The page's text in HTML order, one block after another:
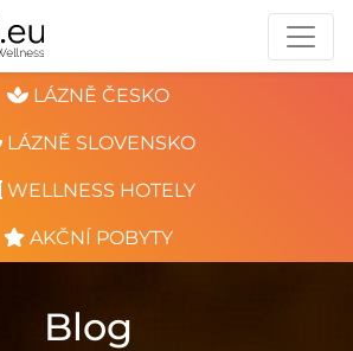
LÁZNĚ ČESKO
LÁZNĚ SLOVENSKO
WELLNESS HOTELY
AKČNÍ POBYTY
Blog